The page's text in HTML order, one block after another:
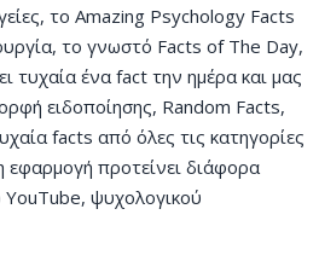
το Amazing Psychology Facts
το γνωστό Facts of The Day,
τυχαία ένα fact την ημέρα και μας
ειδοποίησης, Random Facts,
facts από όλες τις κατηγορίες
εφαρμογή προτείνει διάφορα
YouTube, ψυχολογικού